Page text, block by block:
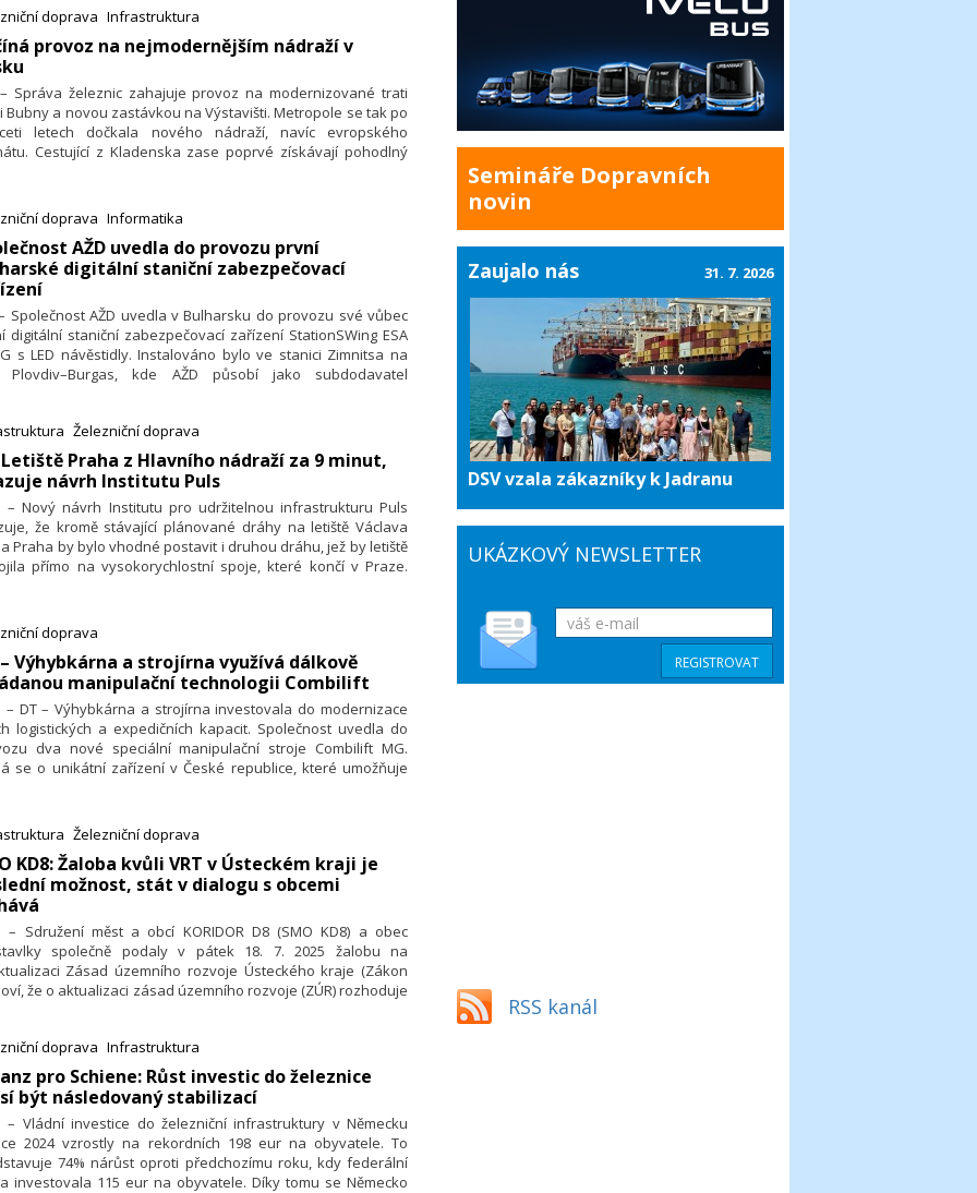
vzniku železniční dopravy.
doprava Infrastruktura
provoz na nejmodernějším nádraží v
Správa železnic zahajuje provoz na modernizované trati
Bubny a novou zastávkou na Výstavišti. Metropole se tak po
letech dočkala nového nádraží, navíc evropského
Cestující z Kladenska zase poprvé získávají pohodlný
a do Kladna.
doprava Informatika
AŽD uvedla do provozu první
digitální staniční zabezpečovací
Společnost AŽD uvedla v Bulharsku do provozu své vůbec
digitální staniční zabezpečovací zařízení StationSWing ESA
s LED návěstidly. Instalováno bylo ve stanici Zimnitsa na
Plovdiv–Burgas, kde AŽD působí jako subdodavatel
Železniční doprava
Praha z Hlavního nádraží za 9 minut,
návrh Institutu Puls
– Nový návrh Institutu pro udržitelnou infrastrukturu Puls
že kromě stávající plánované dráhy na letiště Václava
Praha by bylo vhodné postavit i druhou dráhu, jež by letiště
přímo na vysokorychlostní spoje, které končí v Praze.
nádraží Praha pod zem, napojí se na linky metra A a B
Můstek a dojedou až do podzemní stanice pod
1. To vše za 9 minut. Následně bude trať pokračovat
na Kladno a Karlovy Vary, bude tedy využitelná nejen pro
letiště.
doprava
Výhybkárna a strojírna využívá dálkově
manipulační technologii Combilift
– DT – Výhybkárna a strojírna investovala do modernizace
logistických a expedičních kapacit. Společnost uvedla do
dva nové speciální manipulační stroje Combilift MG.
se o unikátní zařízení v České republice, které umožňuje
Železniční doprava
KD8: Žaloba kvůli VRT v Ústeckém kraji je
možnost, stát v dialogu s obcemi
– Sdružení měst a obcí KORIDOR D8 (SMO KD8) a obec
společně podaly v pátek 18. 7. 2025 žalobu na
Zásad územního rozvoje Ústeckého kraje (Zákon
že o aktualizaci zásad územního rozvoje (ZÚR) rozhoduje
Uvedl to předseda SMO KD8 Martin Klečka.
doprava Infrastruktura
pro Schiene: Růst investic do železnice
být následovaný stabilizací
– Vládní investice do železniční infrastruktury v Německu
2024 vzrostly na rekordních 198 eur na obyvatele. To
74% nárůst oproti předchozímu roku, kdy federální
investovala 115 eur na obyvatele. Díky tomu se Německo
Semináře Dopravních
novin
Zaujalo nás
DSV vzala zákazníky k Jadranu
31. 7. 2026
UKÁZKOVÝ NEWSLETTER
RSS kanál